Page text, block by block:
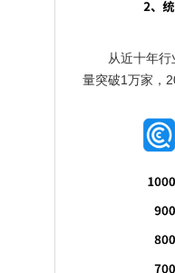
从近十年
量突破1万家，